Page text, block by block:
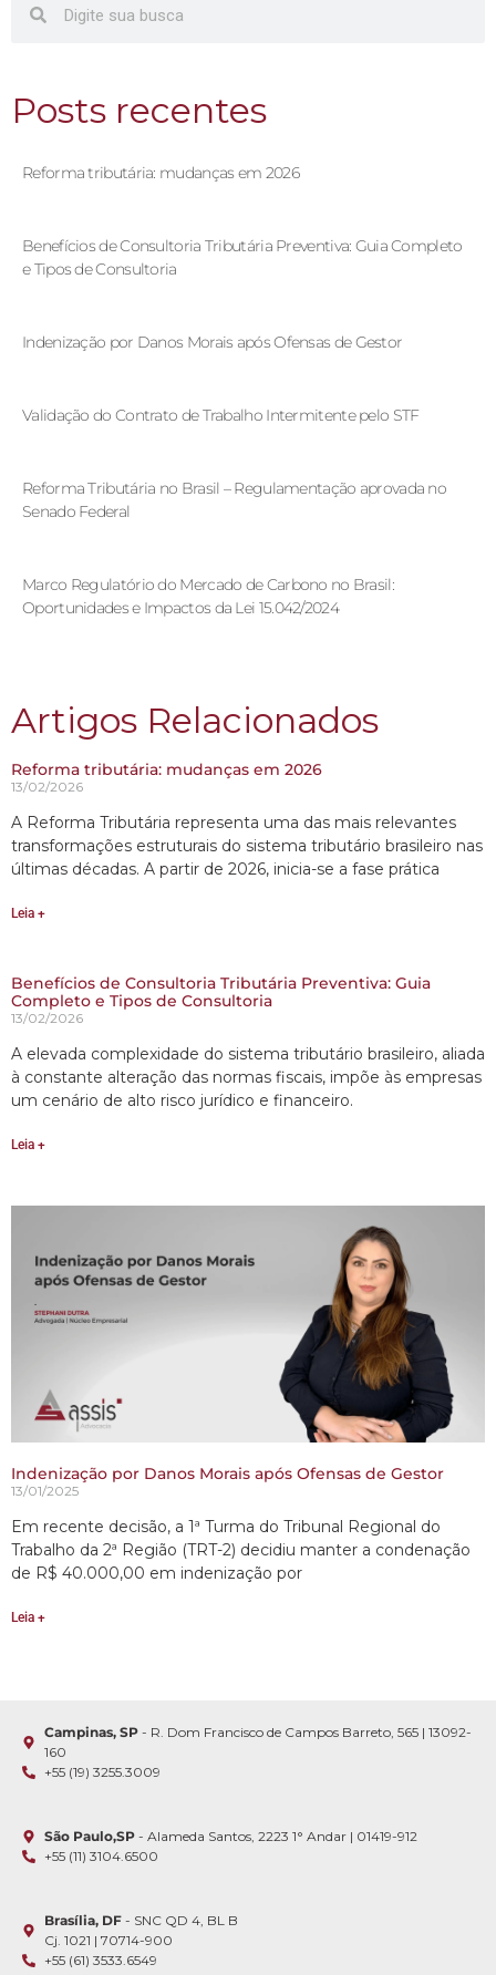
Posts recentes
Reforma tributária: mudanças em 2026
Benefícios de Consultoria Tributária Preventiva: Guia Completo
e Tipos de Consultoria
Indenização por Danos Morais após Ofensas de Gestor
Validação do Contrato de Trabalho Intermitente pelo STF
Reforma Tributária no Brasil – Regulamentação aprovada no
Senado Federal
Marco Regulatório do Mercado de Carbono no Brasil:
Oportunidades e Impactos da Lei 15.042/2024
Artigos Relacionados
Reforma tributária: mudanças em 2026
13/02/2026
A Reforma Tributária representa uma das mais relevantes
transformações estruturais do sistema tributário brasileiro nas
últimas décadas. A partir de 2026, inicia-se a fase prática
Leia +
Benefícios de Consultoria Tributária Preventiva: Guia
Completo e Tipos de Consultoria
13/02/2026
A elevada complexidade do sistema tributário brasileiro, aliada
à constante alteração das normas fiscais, impõe às empresas
um cenário de alto risco jurídico e financeiro.
Leia +
Indenização por Danos Morais após Ofensas de Gestor
13/01/2025
Em recente decisão, a 1ª Turma do Tribunal Regional do
Trabalho da 2ª Região (TRT-2) decidiu manter a condenação
de R$ 40.000,00 em indenização por
Leia +
Campinas, SP - R. Dom Francisco de Campos Barreto, 565 | 13092-
160
+55 (19) 3255.3009
São Paulo,SP - Alameda Santos, 2223 1° Andar | 01419-912
+55 (11) 3104.6500
Brasília, DF - SNC QD 4, BL B
Cj. 1021 | 70714-900
+55 (61) 3533.6549